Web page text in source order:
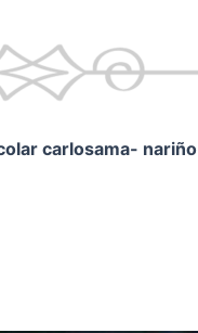
carlosama- nariño